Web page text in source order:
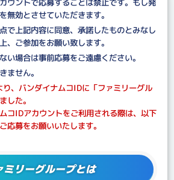
ウントで応募することは禁止です。もし発
無効とさせていただきます。
で上記内容に同意、承諾したものとみなし
、ご参加をお願い致します。
場合は事前応募をご遠慮ください。
ません。
、バンダイナムコIDに「ファミリーグル
した。
コIDアカウントをご利用される際は、以下
応募をお願いいたします。
ミリーグループとは